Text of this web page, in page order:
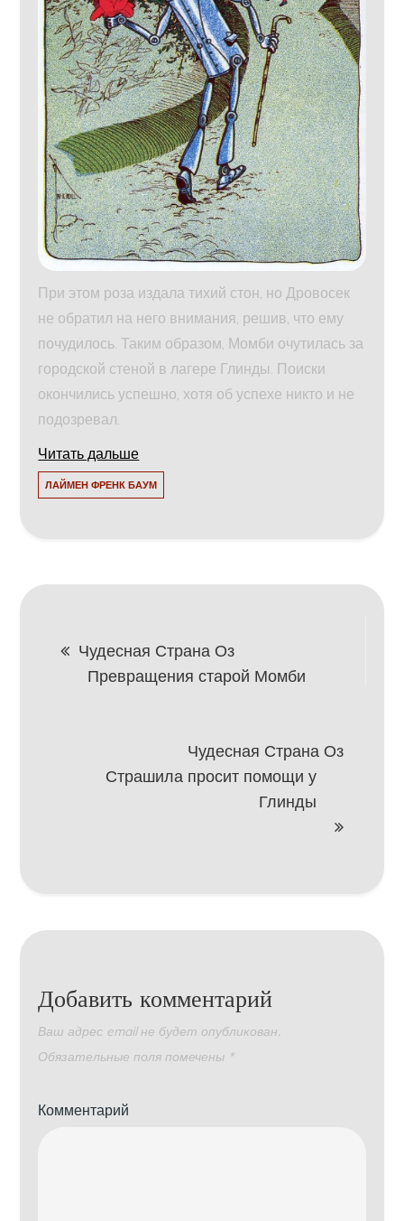
При этом роза издала тихий стон, но Дровосек
не обратил на него внимания, решив, что ему
почудилось. Таким образом, Момби очутилась за
городской стеной в лагере Глинды. Поиски
окончились успешно, хотя об успехе никто и не
подозревал.
Читать дальше
ЛАЙМЕН ФРЕНК БАУМ
Навигация
Чудесная Страна Оз
Превращения старой Момби
Чудесная Страна Оз
Страшила просит помощи у
Глинды
Добавить комментарий
Ваш адрес email не будет опубликован.
Обязательные поля помечены *
Комментарий